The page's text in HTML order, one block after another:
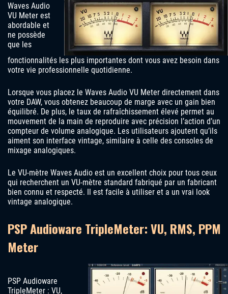
Waves Audio
VU Meter est
abordable et
ne possède
que les
fonctionnalités les plus importantes dont vous avez besoin dans
votre vie professionnelle quotidienne.
Lorsque vous placez le Waves Audio VU Meter directement dans
votre DAW, vous obtenez beaucoup de marge avec un gain bien
équilibré. De plus, le taux de rafraîchissement élevé permet au
mouvement de la main de reproduire avec précision l’action d’un
compteur de volume analogique. Les utilisateurs ajoutent qu’ils
aiment son interface vintage, similaire à celle des consoles de
mixage analogiques.
Le VU-mètre Waves Audio est un excellent choix pour tous ceux
qui recherchent un VU-mètre standard fabriqué par un fabricant
bien connu et respecté. Il est facile à utiliser et a un vrai look
vintage analogique.
PSP Audioware TripleMeter: VU, RMS, PPM
Meter
PSP Audioware
TripleMeter : VU,